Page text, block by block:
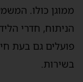
ממוגן כולו.
הניתוח, חדרי
פועלים גם בעת
בשירות.